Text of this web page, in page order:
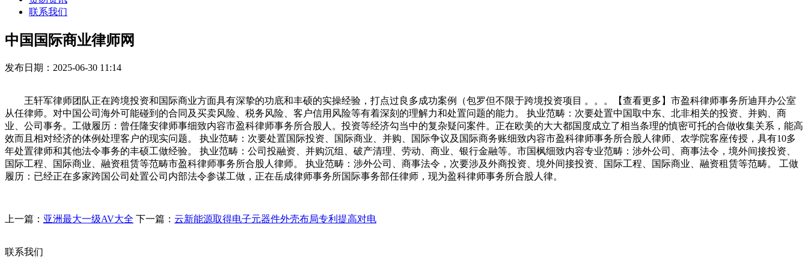
联系我们
中国国际商业律师网
发布日期：2025-06-30 11:14
王轩军律师团队正在跨境投资和国际商业方面具有深挚的功底和丰硕的实操经验，打点过良多成功案例（包罗但不限于跨境投资项目 。。。【查看更多】市盈科律师事务所迪拜办公室
从任律师。对中国公司海外可能碰到的合同及买卖风险、税务风险、客户信用风险等有着深刻的理解力和处置问题的能力。 执业范畴：次要处置中国取中东、北非相关的投资、并购、商
业、公司事务。工做履历：曾任隆安律师事细致内容市盈科律师事务所合股人。投资等经济勾当中的复杂疑问案件。正在欧美的大大都国度成立了相当条理的慎密可托的合做收集关系，能高
效而且相对经济的体例处理客户的现实问题。 执业范畴：次要处置国际投资、国际商业、并购、国际争议及国际商务账细致内容市盈科律师事务所合股人律师、农学院客座传授，具有10多
年处置律师和其他法令事务的丰硕工做经验。 执业范畴：公司投融资、并购沉组、破产清理、劳动、商业、银行金融等。市国枫细致内容专业范畴：涉外公司、商事法令，境外间接投资、
国际工程、国际商业、融资租赁等范畴市盈科律师事务所合股人律师。 执业范畴：涉外公司、商事法令，次要涉及外商投资、境外间接投资、国际工程、国际商业、融资租赁等范畴。 工做
履历：已经正在多家跨国公司处置公司内部法令参谋工做，正在岳成律师事务所国际事务部任律师，现为盈科律师事务所合股人律。
上一篇： 亚洲最大一级AV大全 下一篇： 云新能源取得电子元器件外壳布局专利提高对电
联系我们